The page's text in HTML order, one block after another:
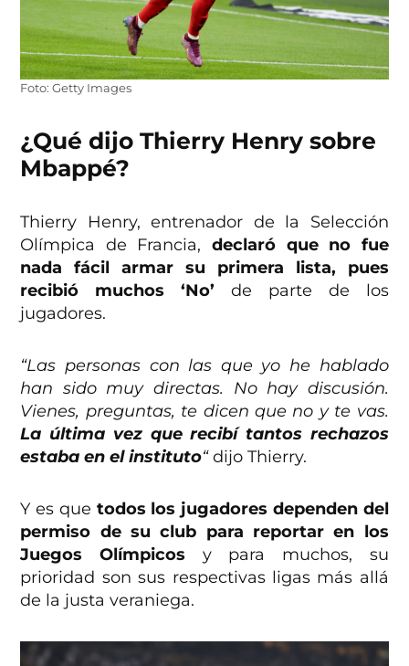
Foto: Getty Images
¿Qué dijo Thierry Henry sobre
Mbappé?
Thierry Henry, entrenador de la Selección
Olímpica de Francia, declaró que no fue
nada fácil armar su primera lista, pues
recibió muchos ‘No’ de parte de los
jugadores.
“Las personas con las que yo he hablado
han sido muy directas. No hay discusión.
Vienes, preguntas, te dicen que no y te vas.
La última vez que recibí tantos rechazos
estaba en el instituto“dijo Thierry.
Y es que todos los jugadores dependen del
permiso de su club para reportar en los
Juegos Olímpicos y para muchos, su
prioridad son sus respectivas ligas más allá
de la justa veraniega.